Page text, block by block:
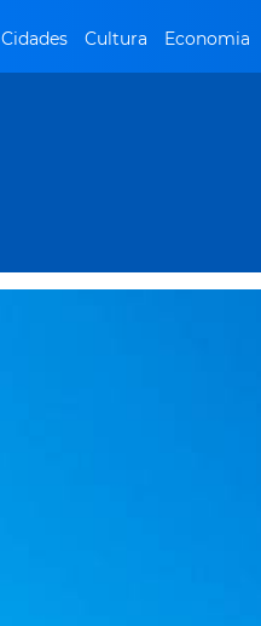
Cidades Cultura Economia